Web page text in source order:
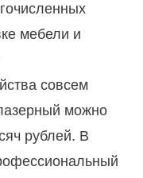
мебели и
совсем
можно
рублей. В